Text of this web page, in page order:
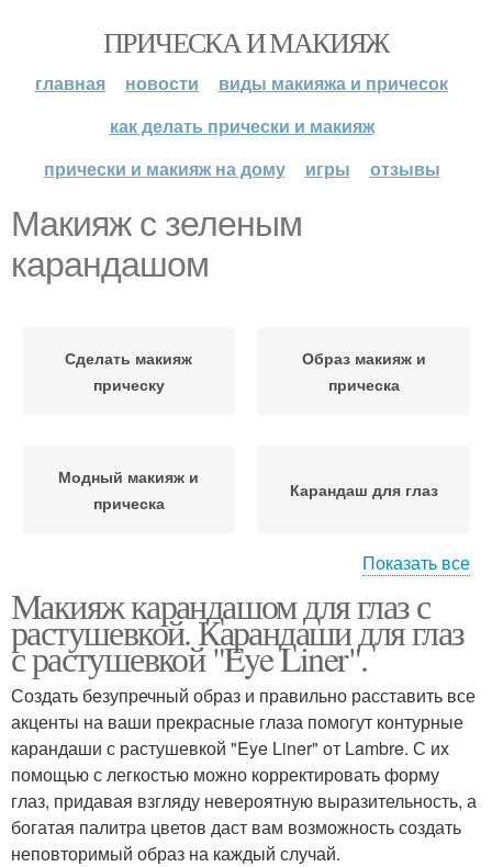
ПРИЧЕСКА И МАКИЯЖ
главная новости
виды макияжа и причесок
как делать прически и макияж
прически и макияж на дому
игры отзывы
Макияж с зеленым
карандашом
Сделать макияж
прическу
Образ макияж и
прическа
Модный макияж и
прическа
Карандаш для глаз
Карандаши для глаз Карандаш для бровей
Черные карандаши Макияж с растушевкой
Макияж с белым Белый карандаш
Показать все
Макияж карандашом для глаз с
растушевкой. Карандаши для глаз
с растушевкой "Eye Liner".
Создать безупречный образ и правильно расставить все
акценты на ваши прекрасные глаза помогут контурные
карандаши с растушевкой "Eye Liner" от Lambre. С их
помощью с легкостью можно корректировать форму
глаз, придавая взгляду невероятную выразительность, а
богатая палитра цветов даст вам возможность создать
неповторимый образ на каждый случай.